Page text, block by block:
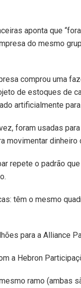
aponta que
do mesmo
comprou uma
de estoques de
artificialmente para
foram usadas
movimentar dinheiro
repete o padrão
têm o mesmo
para a Alliance
a Hebron
ramo (ambas